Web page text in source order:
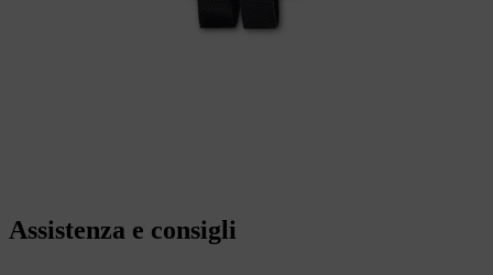
Assistenza e consigli